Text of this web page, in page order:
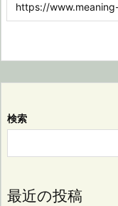
検索
最近の投稿